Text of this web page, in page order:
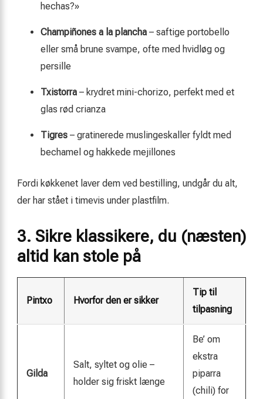
hechas?»
Champiñones a la plancha – saftige portobello
eller små brune svampe, ofte med hvidløg og
persille
Txistorra – krydret mini-chorizo, perfekt med et
glas rød crianza
Tigres – gratinerede muslingeskaller fyldt med
bechamel og hakkede mejillones
Fordi køkkenet laver dem ved bestilling, undgår du alt,
der har stået i timevis under plastfilm.
3. Sikre klassikere, du (næsten)
altid kan stole på
Pintxo Hvorfor den er sikker
Tip til
tilpasning
Gilda
Salt, syltet og olie –
holder sig friskt længe
Be’ om
ekstra
piparra
(chili) for